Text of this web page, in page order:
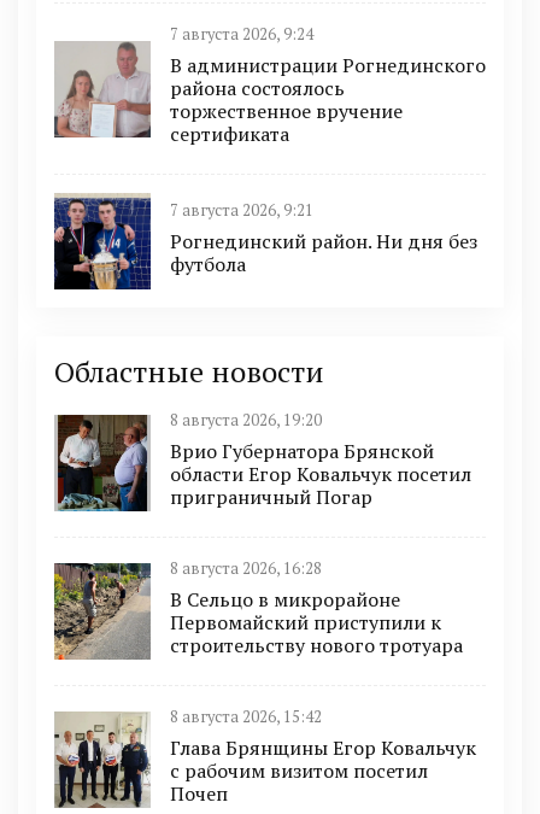
7 августа 2026, 9:24
В администрации Рогнединского
района состоялось
торжественное вручение
сертификата
7 августа 2026, 9:21
Рогнединский район. Ни дня без
футбола
Областные новости
8 августа 2026, 19:20
Врио Губернатора Брянской
области Егор Ковальчук посетил
приграничный Погар
8 августа 2026, 16:28
В Сельцо в микрорайоне
Первомайский приступили к
строительству нового тротуара
8 августа 2026, 15:42
Глава Брянщины Егор Ковальчук
с рабочим визитом посетил
Почеп